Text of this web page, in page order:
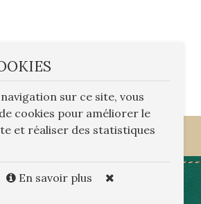
Vidéos,à la TV
Contact
sur ce site, vous
cookies pour améliorer le
et réaliser des statistiques
En savoir plus